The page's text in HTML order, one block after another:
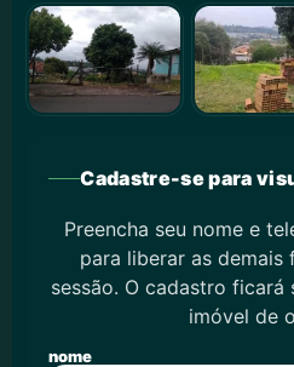
Cadastre-se para
Preencha seu nome e
para liberar as
sessão. O cadastro
imóvel de
nome